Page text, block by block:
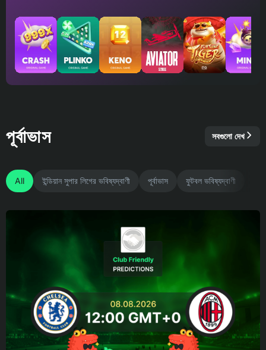
পূর্বাভাস সবগুলো দেখ
All ইন্ডিয়ান সুপার লিগের ভবিষ্যদ্বাণী পূর্বাভাস ফুটবল ভবিষ্যদ্বাণী